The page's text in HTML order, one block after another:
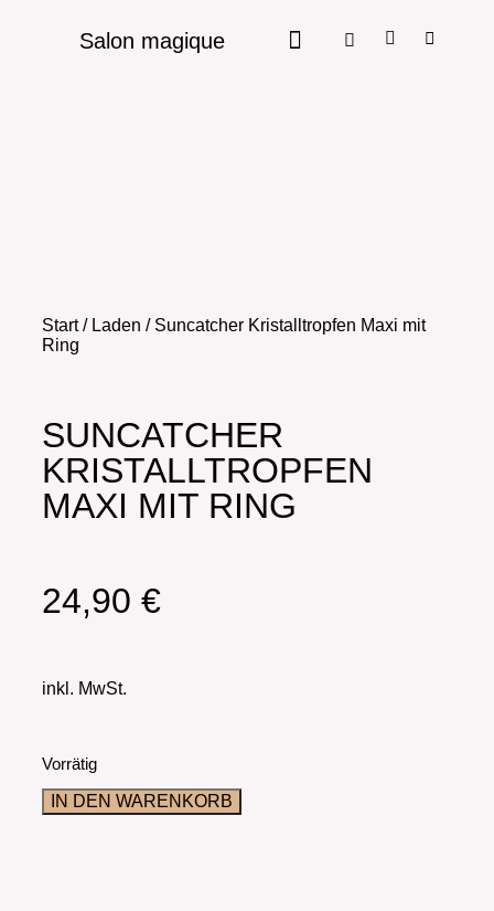
Salon magique
Start/ Laden / Suncatcher Kristalltropfen Maxi mit
Ring
SUNCATCHER
KRISTALLTROPFEN
MAXI MIT RING
24,90 €
inkl. MwSt.
Vorrätig
IN DEN WARENKORB